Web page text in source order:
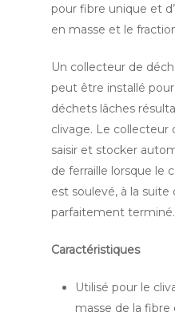
pour fibre unique et
en masse et le
Un collecteur de
peut être installé
déchets lâches
clivage. Le collecteur
saisir et stocker
de ferraille lorsque le
est soulevé, à la suite
parfaitement terminé.
Caractéristiques
Utilisé pour le
masse de la fibre